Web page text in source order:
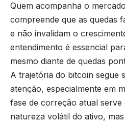
Quem acompanha o
compreende que as quedas
e não invalidam o
entendimento é essencial
mesmo diante de quedas
A trajetória do bitcoin segue
atenção, especialmente em
fase de correção atual
natureza volátil do ativo,